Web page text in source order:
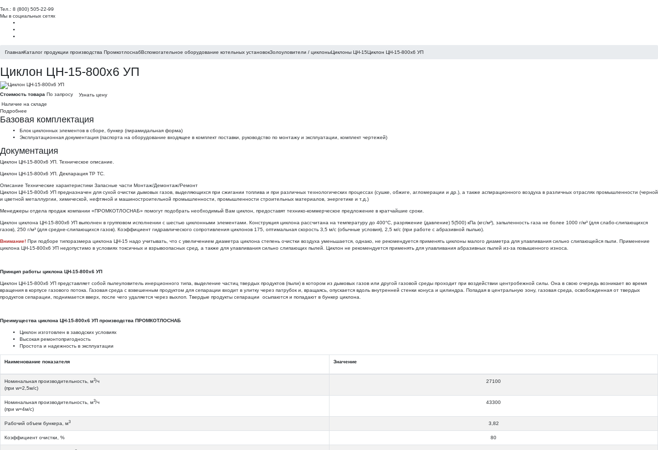
Тел.: 8 (800) 505-22-99
Мы в социальных сетях
ГлавнаяКаталог продукции производства ПромкотлоснабВспомогательное оборудование котельных установокЗолоуловители / циклоныЦиклоны ЦН-15Циклон ЦН-15-800х6 УП
Циклон ЦН-15-800х6 УП
Стоимость товара По запросу
Узнать цену
Наличие на складе
Подробнее
Базовая комплектация
Блок циклонных элементов в сборе, бункер (пирамидальная форма)
Эксплуатационная документация (паспорта на оборудование входящее в комплект поставки, руководство по монтажу и эксплуатации, комплект чертежей)
Документация
Циклон ЦН-15-800х6 УП. Техническое описание.
Циклон ЦН-15-800х6 УП. Декларация ТР ТС.
Описание Технические характеристики Запасные части Монтаж/Демонтаж/Ремонт
Циклон ЦН-15-800х6 УП предназначен для сухой очистки дымовых газов, выделяющихся при сжигании топлива и при различных технологических процессах (сушке, обжиге, агломерации и др.), а также аспирационного воздуха в различных отраслях промышленности (черной
и цветной металлургии, химической, нефтяной и машиностроительной промышленности, промышленности строительных материалов, энергетике и т.д.)
Менеджеры отдела продаж компании «ПРОМКОТЛОСНАБ» помогут подобрать необходимый Вам циклон, предоставят технико-коммерческое предложение в кратчайшие сроки.
Циклон циклона ЦН-15-800х6 УП выполнен в групповом исполнении с шестью циклонными элементами. Конструкция циклона рассчитана на температуру до 400°С, разряжение (давление) 5(500) кПа (кгс/м²), запыленность газа не более 1000 г/м³ (для слабо-слипающихся
газов), 250 г/м³ (для средне-слипающихся газов). Коэффициент гидравлического сопротивления циклонов 175, оптимальная скорость 3,5 м/с (обычные условия), 2,5 м/с (при работе с абразивной пылью).
Внимание! При подборе типоразмера циклона ЦН-15 надо учитывать, что с увеличением диаметра циклона степень очистки воздуха уменьшается, однако, не рекомендуется применять циклоны малого диаметра для улавливания сильно слипающейся пыли. Применение
циклона ЦН-15-800х6 УП недопустимо в условиях токсичных и взрывоопасных сред, а также для улавливания сильно слипающих пылей. Циклон не рекомендуется применять для улавливания абразивных пылей из-за повышенного износа.
Принцип работы циклона ЦН-15-800х6 УП
Циклон ЦН-15-800х6 УП представляет собой пылеуловитель инерционного типа, выделение частиц твердых продуктов (пыли) в котором из дымовых газов или другой газовой среды проходит при воздействии центробежной силы. Она в свою очередь возникает во время
вращения в корпусе газового потока. Газовая среда с взвешенным продуктом для сепарации входит в улитку через патрубок и, вращаясь, опускается вдоль внутренней стенки конуса и цилиндра. Попадая в центральную зону, газовая среда, освобожденная от твердых
продуктов сепарации, поднимается вверх, после чего удаляется через выхлоп. Твердые продукты сепарации осыпаются и попадают в бункер циклона.
Преимущества циклона ЦН-15-800х6 УП производства ПРОМКОТЛОСНАБ
Циклон изготовлен в заводских условиях
Высокая ремонтопригодность
Простота и надежность в эксплуатации
Наименование показателя Значение
Номинальная производительность, м3/ч
(при w=2,5м/с)
27100
Номинальная производительность, м3/ч
(при w=4м/с)
43300
Рабочий объем бункера, м3 3,82
Коэффициент очистки, % 80